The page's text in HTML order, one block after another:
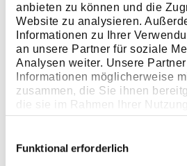
anbieten zu können und die
Website zu analysieren.
Informationen zu Ihrer
an unsere Partner für soziale
Analysen weiter. Unsere
Informationen möglicherweise
zusammen, die Sie ihnen
die sie im Rahmen Ihrer
gesammelt haben. Unsere
Funktional erforderlich
Produktlinie
Produktbeschreibung
Universell mit
Abmessungen und Gewichte